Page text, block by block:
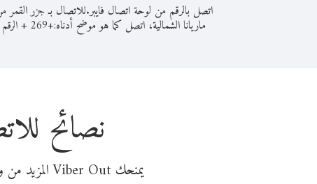
اتصل بالرقم من لوحة اتصال فايبر.للاتصال بـ جزر القمر
ماريانا الشمالية، اتصل كما هو موضح أدناه:+
269
+الرقم
نصائح
يمنحك Viber Out المزيد من وقت المكالمة مقابل تكلفة أقل من المال. اختر من أحد خيارات الاتصال المرنة ذات السعر المنخفض: